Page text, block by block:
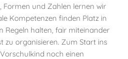
Formen und Zahlen lernen wir
Kompetenzen finden Platz in
Regeln halten, fair miteinander
zu organisieren. Zum Start ins
noch einen